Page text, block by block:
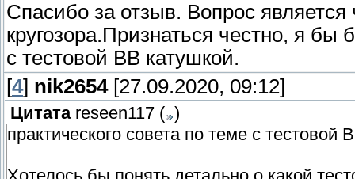
Спасибо за отзыв. Вопрос
кругозора.Признаться честно, я бы
с тестовой ВВ катушкой.
[4] nik2654[27.09.2020, 09:12]
Цитата reseen117 ( )
практического совета по теме с тестовой